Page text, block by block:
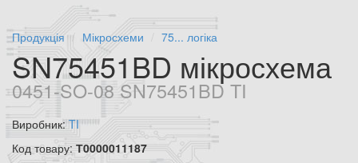
Продукція Мікросхеми 75... логіка
SN75451BD мікросхема
0451-SO-08 SN75451BD TI
Виробник:TI
Код товару: Т0000011187